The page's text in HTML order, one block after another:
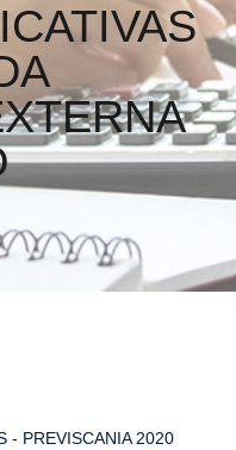
- PREVISCANIA 2020